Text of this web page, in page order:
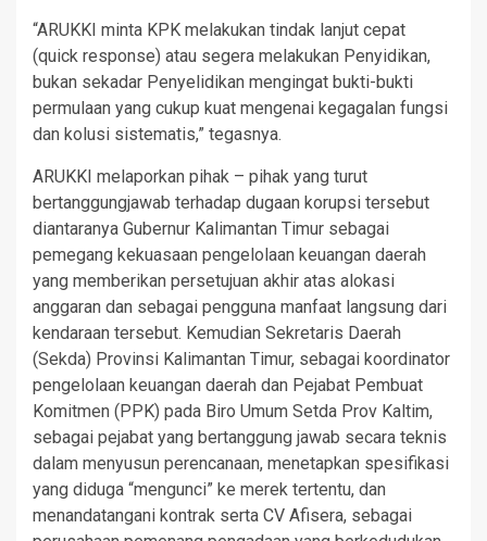
“ARUKKI minta KPK melakukan tindak lanjut cepat
(quick response) atau segera melakukan Penyidikan,
bukan sekadar Penyelidikan mengingat bukti-bukti
permulaan yang cukup kuat mengenai kegagalan fungsi
dan kolusi sistematis,” tegasnya.
ARUKKI melaporkan pihak – pihak yang turut
bertanggungjawab terhadap dugaan korupsi tersebut
diantaranya Gubernur Kalimantan Timur sebagai
pemegang kekuasaan pengelolaan keuangan daerah
yang memberikan persetujuan akhir atas alokasi
anggaran dan sebagai pengguna manfaat langsung dari
kendaraan tersebut. Kemudian Sekretaris Daerah
(Sekda) Provinsi Kalimantan Timur, sebagai koordinator
pengelolaan keuangan daerah dan Pejabat Pembuat
Komitmen (PPK) pada Biro Umum Setda Prov Kaltim,
sebagai pejabat yang bertanggung jawab secara teknis
dalam menyusun perencanaan, menetapkan spesifikasi
yang diduga “mengunci” ke merek tertentu, dan
menandatangani kontrak serta CV Afisera, sebagai